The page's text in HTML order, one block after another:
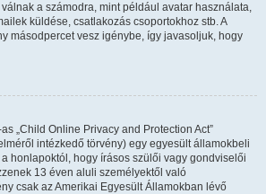
a számodra, mint például avatar használata,
küldése, csatlakozás csoportokhoz stb. A
másodpercet vesz igénybe, így javasoljuk, hogy
„Child Online Privacy and Protection Act”
intézkedő törvény) egy egyesült államokbeli
honlapoktól, hogy írásos szülői vagy gondviselői
13 éven aluli személyektől való
csak az Amerikai Egyesült Államokban lévő